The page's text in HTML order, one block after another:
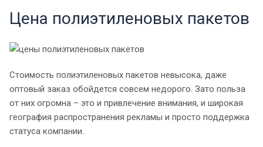
Цена полиэтиленовых пакетов
Стоимость полиэтиленовых пакетов невысока, даже
оптовый заказ обойдется совсем недорого. Зато польза
от них огромна – это и привлечение внимания, и широкая
география распространения рекламы и просто поддержка
статуса компании.